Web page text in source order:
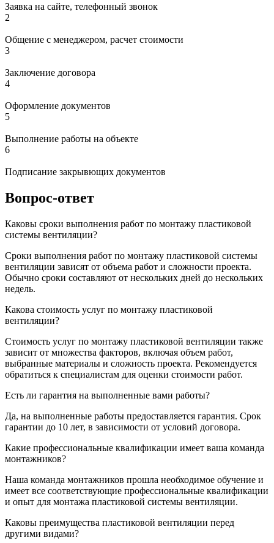
Заявка на сайте, телефонный звонок
2
Общение с менеджером, расчет стоимости
3
Заключение договора
4
Оформление документов
5
Выполнение работы на объекте
6
Подписание закрывющих документов
Вопрос-ответ
Каковы сроки выполнения работ по монтажу пластиковой
системы вентиляции?
Сроки выполнения работ по монтажу пластиковой системы
вентиляции зависят от объема работ и сложности проекта.
Обычно сроки составляют от нескольких дней до нескольких
недель.
Какова стоимость услуг по монтажу пластиковой
вентиляции?
Стоимость услуг по монтажу пластиковой вентиляции также
зависит от множества факторов, включая объем работ,
выбранные материалы и сложность проекта. Рекомендуется
обратиться к специалистам для оценки стоимости работ.
Есть ли гарантия на выполненные вами работы?
Да, на выполненные работы предоставляется гарантия. Срок
гарантии до 10 лет, в зависимости от условий договора.
Какие профессиональные квалификации имеет ваша команда
монтажников?
Наша команда монтажников прошла необходимое обучение и
имеет все соответствующие профессиональные квалификации
и опыт для монтажа пластиковой системы вентиляции.
Каковы преимущества пластиковой вентиляции перед
другими видами?